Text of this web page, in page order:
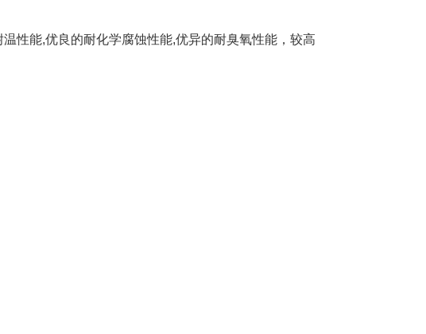
性能,优良的耐化学腐蚀性能,优异的耐臭氧性能，较高